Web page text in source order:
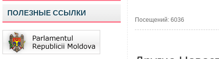
ПОЛЕЗНЫЕ ССЫЛКИ
Посещений: 6036